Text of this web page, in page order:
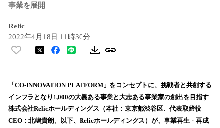
事業を展開
Relic
2022年4月18日 11時30分
い
！
数
を
読
「CO-INNOVATION PLATFORM」をコンセプトに、挑戦者と共創する
インフラとなり1,000の大義ある事業と大志ある事業家の創出を目指す
株式会社Relicホールディングス（本社：東京都渋谷区、代表取締役
CEO：北嶋貴朗、以下、Relicホールディングス）が、事業再生・再成